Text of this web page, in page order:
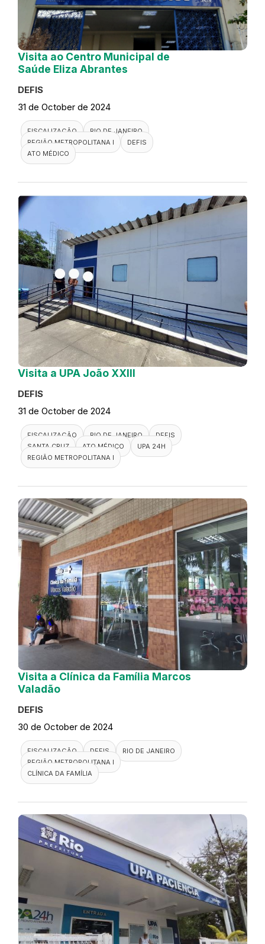
Visita ao Centro Municipal de
Saúde Eliza Abrantes
DEFIS
31 de October de 2024
FISCALIZAÇÃO
RIO DE JANEIRO
REGIÃO METROPOLITANA I
DEFIS
ATO MÉDICO
Visita a UPA João XXIII
DEFIS
31 de October de 2024
FISCALIZAÇÃO RIO DE JANEIRO
DEFIS
SANTA CRUZ
ATO MÉDICO
UPA 24H
REGIÃO METROPOLITANA I
Visita a Clínica da Família Marcos
Valadão
DEFIS
30 de October de 2024
FISCALIZAÇÃO DEFIS
RIO DE JANEIRO
REGIÃO METROPOLITANA I
CLÍNICA DA FAMÍLIA